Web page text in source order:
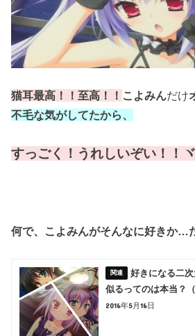
猫耳最高！！至高！！ こよみんだけ
不毛な気がしてたから、
すっごく！うれしいぞい！！
何で、こよみんがそんなに好きか…
好きになる二
似るってのは本当？
2016年5月16日